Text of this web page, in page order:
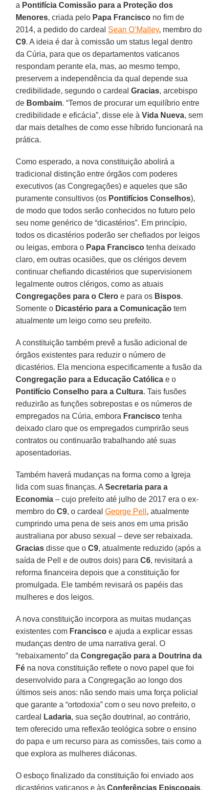
a Pontifícia Comissão para a Proteção dos
Menores, criada pelo Papa Francisco no fim de
2014, a pedido do cardeal Sean O’Malley, membro do
C9. A ideia é dar à comissão um status legal dentro
da Cúria, para que os departamentos vaticanos
respondam perante ela, mas, ao mesmo tempo,
preservem a independência da qual depende sua
credibilidade, segundo o cardealGracias, arcebispo
de Bombaim. “Temos de procurar um equilíbrio entre
credibilidade e eficácia”, disse ele àVida Nueva, sem
dar mais detalhes de como esse híbrido funcionará na
prática.
Como esperado, a nova constituição abolirá a
tradicional distinção entre órgãos com poderes
executivos (as Congregações) e aqueles que são
puramente consultivos (os Pontifícios Conselhos),
de modo que todos serão conhecidos no futuro pelo
seu nome genérico de “dicastérios”. Em princípio,
todos os dicastérios poderão ser chefiados por leigos
ou leigas, embora o Papa Francisco tenha deixado
claro, em outras ocasiões, que os clérigos devem
continuar chefiando dicastérios que supervisionem
legalmente outros clérigos, como as atuais
Congregações para o Clero e para os Bispos.
Somente o Dicastério para a Comunicação tem
atualmente um leigo como seu prefeito.
A constituição também prevê a fusão adicional de
órgãos existentes para reduzir o número de
dicastérios. Ela menciona especificamente a fusão da
Congregação para a Educação Católica e o
Pontifício Conselho para a Cultura. Tais fusões
reduzirão as funções sobrepostas e os números de
empregados na Cúria, embora Francisco tenha
deixado claro que os empregados cumprirão seus
contratos ou continuarão trabalhando até suas
aposentadorias.
Também haverá mudanças na forma como a Igreja
lida com suas finanças. ASecretaria para a
Economia– cujo prefeito até julho de 2017 era o ex-
membro doC9, o cardealGeorge Pell , atualmente
cumprindo uma pena de seis anos em uma prisão
australiana por abuso sexual – deve ser rebaixada.
Gracias disse que oC9, atualmente reduzido (após a
saída de Pell e de outros dois) paraC6, revisitará a
reforma financeira depois que a constituição for
promulgada. Ele também revisará os papéis das
mulheres e dos leigos.
A nova constituição incorpora as muitas mudanças
existentes com Francisco e ajuda a explicar essas
mudanças dentro de uma narrativa geral. O
“rebaixamento” daCongregação para a Doutrina da
Fé na nova constituição reflete o novo papel que foi
desenvolvido para a Congregação ao longo dos
últimos seis anos: não sendo mais uma força policial
que garante a “ortodoxia” com o seu novo prefeito, o
cardeal
Ladaria, sua seção doutrinal, ao contrário,
tem oferecido uma reflexão teológica sobre o ensino
do papa e um recurso para as comissões, tais como a
que explora as mulheres diáconas.
O esboço finalizado da constituição foi enviado aos
dicastérios vaticanos e àsConferências Episcopais,